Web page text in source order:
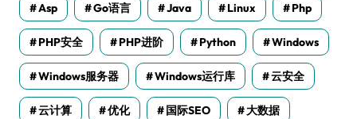
Asp Go语言 Java Linux Php
PHP安全 PHP进阶 Python Windows
Windows服务器 Windows运行库 云安全
云计算 优化 国际SEO 大数据